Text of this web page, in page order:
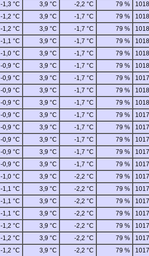
-1,3 °C 3,9 °C -2,2 °C 79 %
-1,2 °C 3,9 °C -1,7 °C 79 %
-1,2 °C 3,9 °C -1,7 °C 79 %
-1,1 °C 3,9 °C -1,7 °C 79 %
-1,0 °C 3,9 °C -1,7 °C 79 %
-0,9 °C 3,9 °C -1,7 °C 79 %
-0,9 °C 3,9 °C -1,7 °C 79 %
-0,9 °C 3,9 °C -1,7 °C 79 %
-0,9 °C 3,9 °C -1,7 °C 79 %
-0,9 °C 3,9 °C -1,7 °C 79 %
-0,9 °C 3,9 °C -1,7 °C 79 %
-0,9 °C 3,9 °C -1,7 °C 79 %
-0,9 °C 3,9 °C -1,7 °C 79 %
-0,9 °C 3,9 °C -1,7 °C 79 %
-1,0 °C 3,9 °C -2,2 °C 79 %
-1,1 °C 3,9 °C -2,2 °C 79 %
-1,1 °C 3,9 °C -2,2 °C 79 %
-1,1 °C 3,9 °C -2,2 °C 79 %
-1,2 °C 3,9 °C -2,2 °C 79 %
-1,2 °C 3,9 °C -2,2 °C 79 %
-1,2 °C 3,9 °C -2,2 °C 79 %